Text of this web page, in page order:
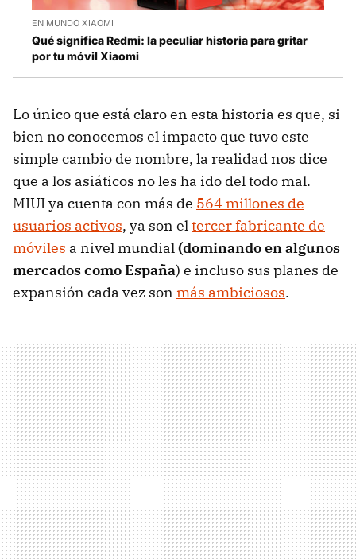
EN MUNDO XIAOMI
Qué significa Redmi: la peculiar historia para gritar
por tu móvil Xiaomi
Lo único que está claro en esta historia es que, si
bien no conocemos el impacto que tuvo este
simple cambio de nombre, la realidad nos dice
que a los asiáticos no les ha ido del todo mal.
MIUI ya cuenta con más de 564 millones de
usuarios activos, ya son eltercer fabricante de
móviles a nivel mundial(dominando en algunos
mercados como España) e incluso sus planes de
expansión cada vez son más ambiciosos.